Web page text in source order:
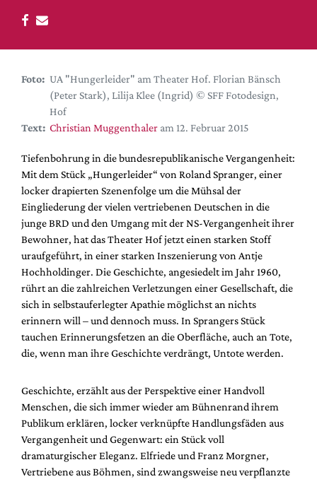
DdB-map
Premierensuche
Festival-Planer
Hefte
Alle Hefte
Leseproben
Podcast
Service
Shop / Abo
Newsletter
Redaktion
Autor:innen
Partner
Mediadaten
Suche
Foto: UA "Hungerleider" am Theater Hof. Florian Bänsch
(Peter Stark), Lilija Klee (Ingrid) © SFF Fotodesign,
Hof
Text: Christian Muggenthaler am 12. Februar 2015
Tiefenbohrung in die bundesrepublikanische Vergangenheit:
Mit dem Stück „Hungerleider“ von Roland Spranger, einer
locker drapierten Szenenfolge um die Mühsal der
Eingliederung der vielen vertriebenen Deutschen in die
junge BRD und den Umgang mit der NS-Vergangenheit ihrer
Bewohner, hat das Theater Hof jetzt einen starken Stoff
uraufgeführt, in einer starken Inszenierung von Antje
Hochholdinger. Die Geschichte, angesiedelt im Jahr 1960,
rührt an die zahlreichen Verletzungen einer Gesellschaft, die
sich in selbstauferlegter Apathie möglichst an nichts
erinnern will – und dennoch muss. In Sprangers Stück
tauchen Erinnerungsfetzen an die Oberfläche, auch an Tote,
die, wenn man ihre Geschichte verdrängt, Untote werden.
Geschichte, erzählt aus der Perspektive einer Handvoll
Menschen, die sich immer wieder am Bühnenrand ihrem
Publikum erklären, locker verknüpfte Handlungsfäden aus
Vergangenheit und Gegenwart: ein Stück voll
dramaturgischer Eleganz. Elfriede und Franz Morgner,
Vertriebene aus Böhmen, sind zwangsweise neu verpflanzte